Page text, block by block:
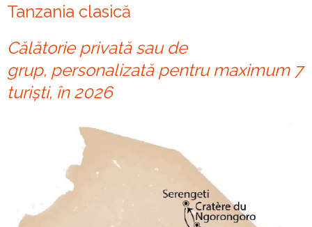
Tanzania clasică
Călătorie privată sau de
grup, personalizată pentru maximum 7
turiști, în 2026